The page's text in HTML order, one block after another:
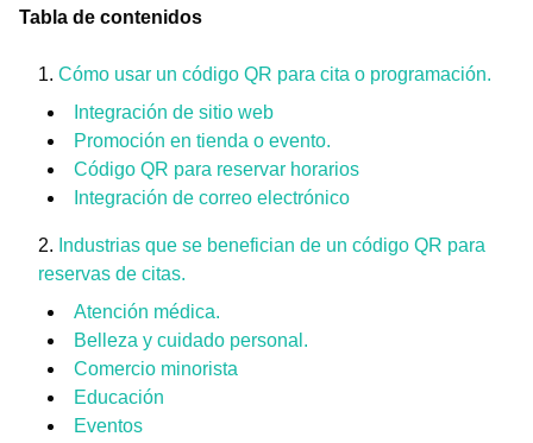
Tabla de contenidos
Cómo usar un código QR para cita o programación.
Integración de sitio web
Promoción en tienda o evento.
Código QR para reservar horarios
Integración de correo electrónico
Industrias que se benefician de un código QR para
reservas de citas.
Atención médica.
Belleza y cuidado personal.
Comercio minorista
Educación
Eventos